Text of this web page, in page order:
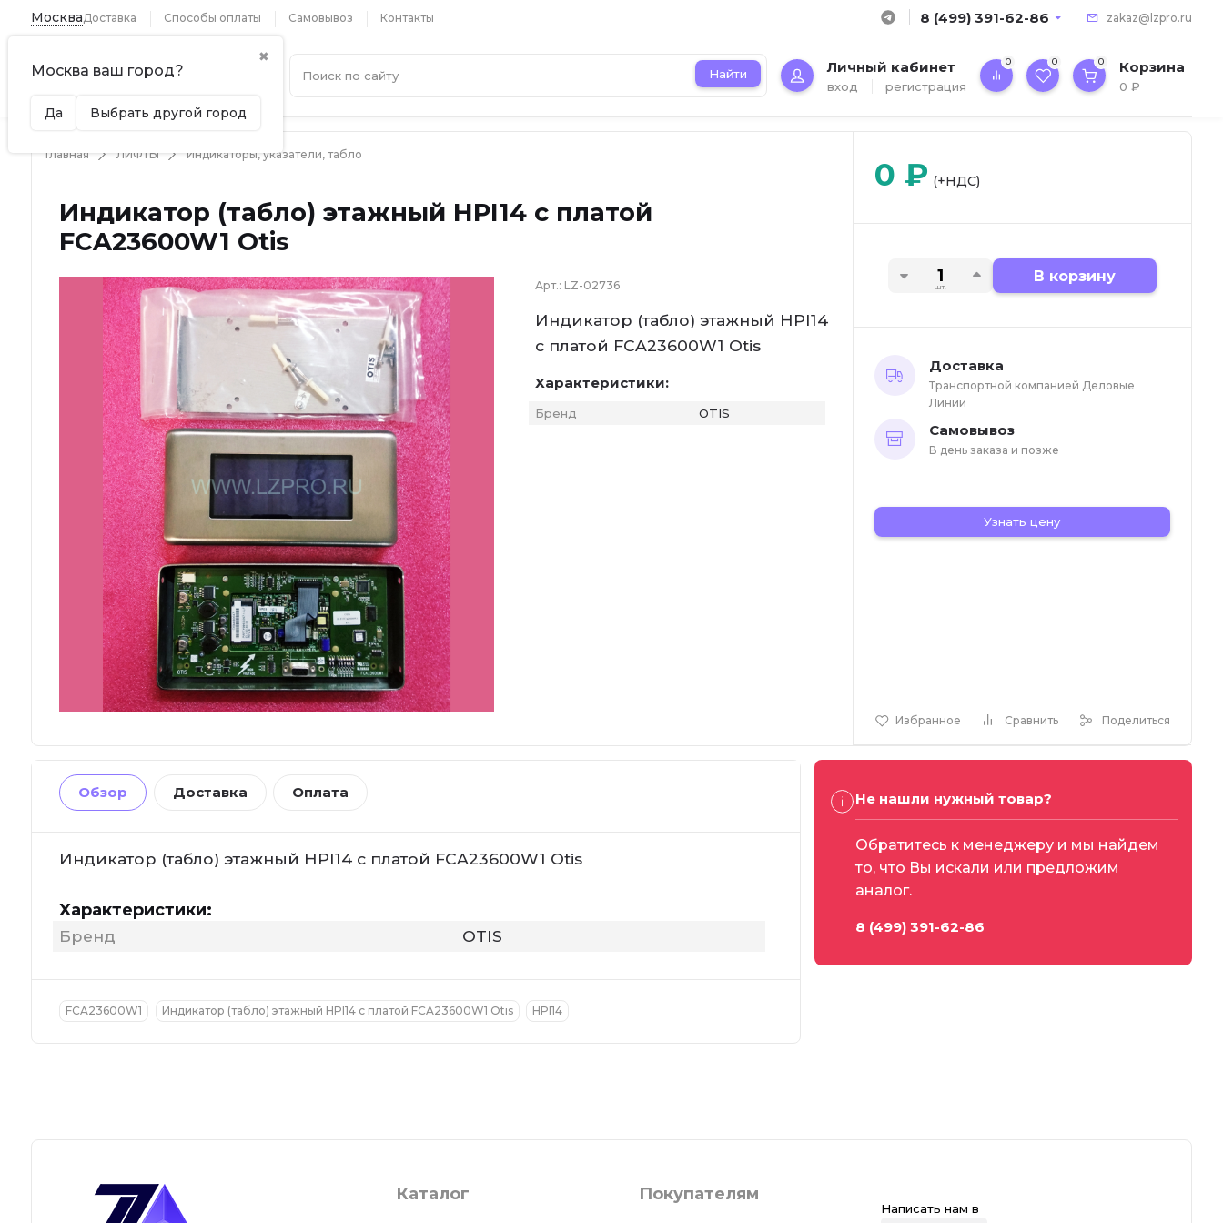
Москва
✖
Москва ваш город?
Да Выбрать другой город
Доставка Способы оплаты Самовывоз Контакты 8 (499) 391-62-86 zakaz@lzpro.ru
Найти Личный кабинет
вход регистрация
0 0 0 Корзина
0₽
Главная ЛИФТЫ Индикаторы, указатели, табло
Индикатор (табло) этажный HPI14 с платой
FCA23600W1 Otis
Арт.: LZ-02736
Индикатор (табло) этажный HPI14
с платой FCA23600W1 Otis
Характеристики:
Бренд OTIS
Избранное Сравнить Поделиться
0 ₽ (+НДС)
шт.
В корзину
Доставка
Транспортной компанией Деловые
Линии
Самовывоз
В день заказа и позже
Узнать цену
Обзор Доставка Оплата
Индикатор (табло) этажный HPI14 с платой FCA23600W1 Otis
Характеристики:
Бренд OTIS
FCA23600W1 Индикатор (табло) этажный HPI14 с платой FCA23600W1 Otis HPI14
Не нашли нужный товар?
Обратитесь к менеджеру и мы найдем
то, что Вы искали или предложим
аналог.
8 (499) 391-62-86
Каталог Покупателям
Написать нам в